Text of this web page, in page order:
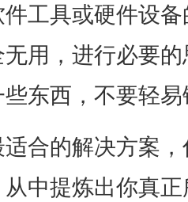
件工具或硬件设
用，进行必要
东西，不要轻
合的解决方案
中提炼出你真